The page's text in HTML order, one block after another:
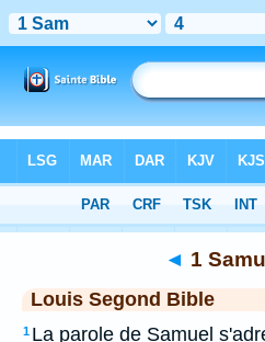
> 1 Samuel 4
◄ 1
Louis Segond Bible
1 La parole de Samuel